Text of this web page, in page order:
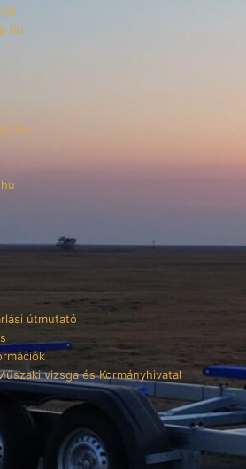
útmutató
vizsga és Kormányhivatal